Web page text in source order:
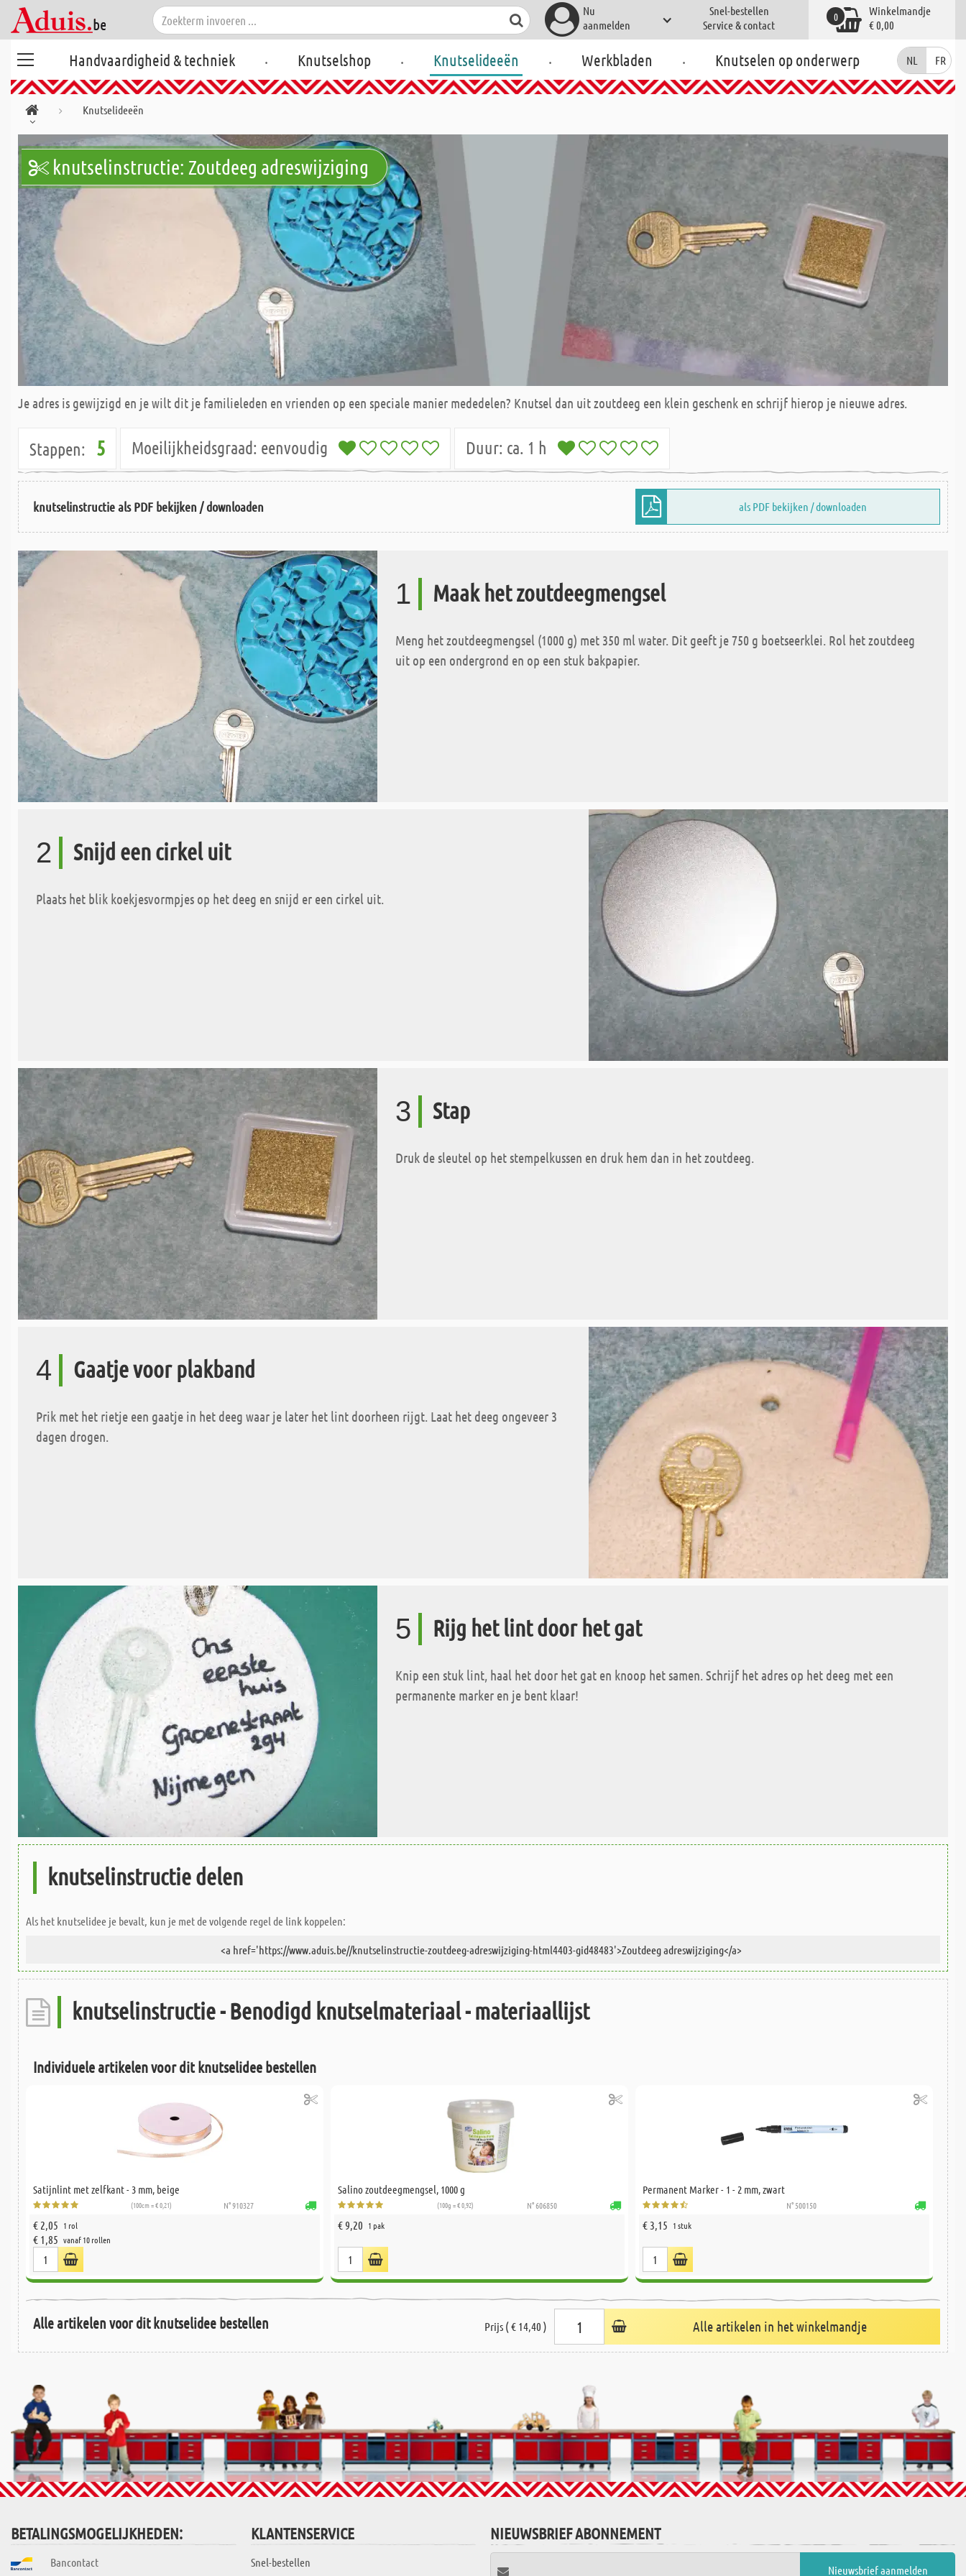
Nu
aanmelden
Snel-bestellen
Service & contact
Winkelmandje
€ 0,00
0
Handvaardigheid & techniek . Knutselshop . Knutselideeën . Werkbladen . Knutselen op onderwerp NL FR
Knutselideeën
knutselinstructie: Zoutdeeg adreswijziging
Je adres is gewijzigd en je wilt dit je familieleden en vrienden op een speciale manier mededelen? Knutsel dan uit zoutdeeg een klein geschenk en schrijf hierop je nieuwe adres.
Stappen: 5 Moeilijkheidsgraad: eenvoudig Duur: ca. 1 h
knutselinstructie als PDF bekijken / downloaden als PDF bekijken / downloaden
1 Maak het zoutdeegmengsel
Meng het zoutdeegmengsel (1000 g) met 350 ml water. Dit geeft je 750 g boetseerklei. Rol het zoutdeeg
uit op een ondergrond en op een stuk bakpapier.
2 Snijd een cirkel uit
Plaats het blik koekjesvormpjes op het deeg en snijd er een cirkel uit.
3 Stap
Druk de sleutel op het stempelkussen en druk hem dan in het zoutdeeg.
4 Gaatje voor plakband
Prik met het rietje een gaatje in het deeg waar je later het lint doorheen rijgt. Laat het deeg ongeveer 3
dagen drogen.
5 Rijg het lint door het gat
Knip een stuk lint, haal het door het gat en knoop het samen. Schrijf het adres op het deeg met een
permanente marker en je bent klaar!
knutselinstructie delen
Als het knutselidee je bevalt, kun je met de volgende regel de link koppelen:
knutselinstructie - Benodigd knutselmateriaal - materiaallijst
Individuele artikelen voor dit knutselidee bestellen
Satijnlint met zelfkant - 3 mm, beige
(100cm = € 0,21) N° 910327
€ 2,05 1 rol
€ 1,85 vanaf 10 rollen
Salino zoutdeegmengsel, 1000 g
(100g = € 0,92) N° 606850
€ 9,20 1 pak
Permanent Marker - 1 - 2 mm, zwart
N° 500150
€ 3,15 1 stuk
Alle artikelen voor dit knutselidee bestellen Prijs ( € 14,40 ) Alle artikelen in het winkelmandje
BETALINGSMOGELIJKHEDEN:
Bancontact
KLANTENSERVICE
Snel-bestellen
NIEUWSBRIEF ABONNEMENT